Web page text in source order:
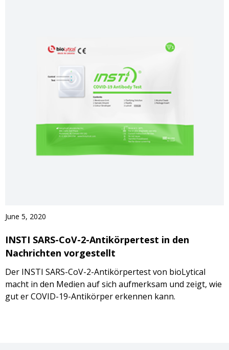
June 5, 2020
INSTI SARS-CoV-2-Antikörpertest in den
Nachrichten vorgestellt
Der INSTI SARS-CoV-2-Antikörpertest von bioLytical
macht in den Medien auf sich aufmerksam und zeigt, wie
gut er COVID-19-Antikörper erkennen kann.